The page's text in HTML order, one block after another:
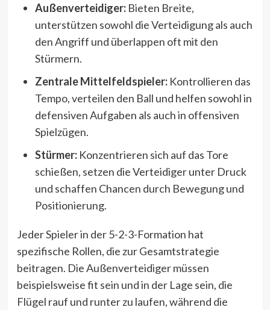
Außenverteidiger:Bieten Breite,
unterstützen sowohl die Verteidigung als auch
den Angriff und überlappen oft mit den
Stürmern.
Zentrale Mittelfeldspieler:Kontrollieren das
Tempo, verteilen den Ball und helfen sowohl in
defensiven Aufgaben als auch in offensiven
Spielzügen.
Stürmer:Konzentrieren sich auf das Tore
schießen, setzen die Verteidiger unter Druck
und schaffen Chancen durch Bewegung und
Positionierung.
Jeder Spieler in der 5-2-3-Formation hat
spezifische Rollen, die zur Gesamtstrategie
beitragen. Die Außenverteidiger müssen
beispielsweise fit sein und in der Lage sein, die
Flügel rauf und runter zu laufen, während die